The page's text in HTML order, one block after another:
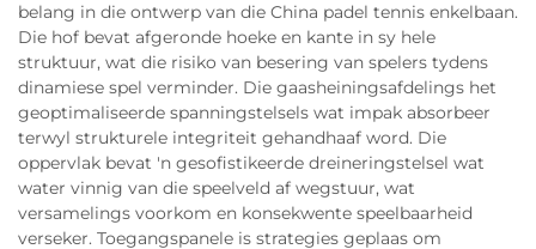
belang in die ontwerp van die China padel tennis enkelbaan.
Die hof bevat afgeronde hoeke en kante in sy hele
struktuur, wat die risiko van besering van spelers tydens
dinamiese spel verminder. Die gaasheiningsafdelings het
geoptimaliseerde spanningstelsels wat impak absorbeer
terwyl strukturele integriteit gehandhaaf word. Die
oppervlak bevat 'n gesofistikeerde dreineringstelsel wat
water vinnig van die speelveld af wegstuur, wat
versamelings voorkom en konsekwente speelbaarheid
verseker. Toegangspanele is strategies geplaas om